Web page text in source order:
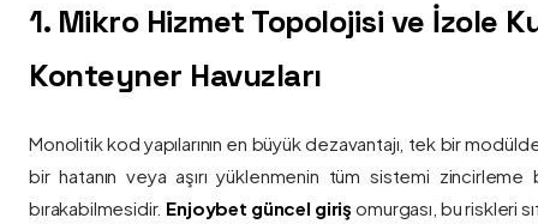
1. Mikro Hizmet Topolojisi ve İzole
Konteyner Havuzları
Monolitik kod yapılarının en büyük dezavantajı, tek bir
bir hatanın veya aşırı yüklenmenin tüm sistemi zincirleme
bırakabilmesidir. Enjoybet güncel giriş omurgası, bu riskleri